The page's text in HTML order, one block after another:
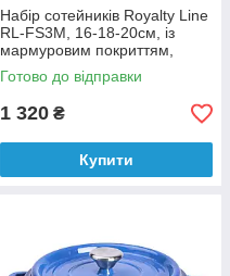
Набір сотейників Royalty Line
RL-FS3M, 16-18-20см, із
мармуровим покриттям,
Silver
Готово до відправки
1 320 ₴
Купити